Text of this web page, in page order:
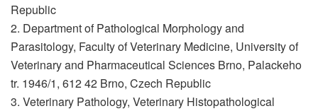
Republic
2. Department of Pathological Morphology and
Parasitology, Faculty of Veterinary Medicine, University of
Veterinary and Pharmaceutical Sciences Brno, Palackeho
tr. 1946/1, 612 42 Brno, Czech Republic
3. Veterinary Pathology, Veterinary Histopathological